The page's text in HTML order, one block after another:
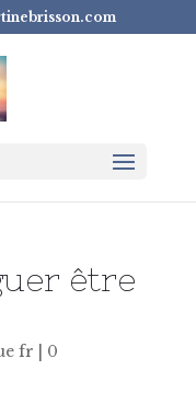
être
fr
0